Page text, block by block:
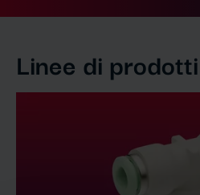
Linee di prodotti